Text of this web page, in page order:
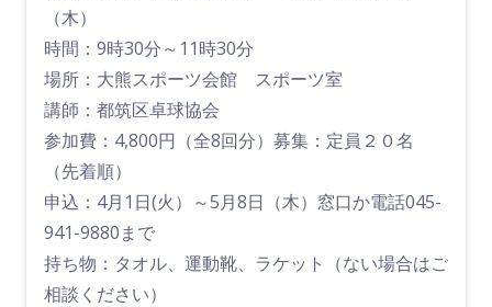
（木）
時間：9時30分～11時30分
場所：大熊スポーツ会館 スポーツ室
講師：都筑区卓球協会
参加費：4,800円（全8回分）募集：定員２０名
（先着順）
申込：4月1日(火）～5月8日（木）窓口か電話045-
941-9880まで
持ち物：タオル、運動靴、ラケット（ない場合はご
相談ください）